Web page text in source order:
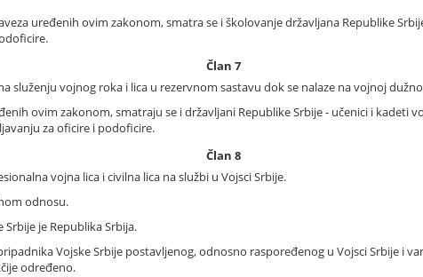
uređenih ovim zakonom, smatra se i školovanje državljana Republike
Član 7
služenju vojnog roka i lica u rezervnom sastavu dok se nalaze na vojnoj
ovim zakonom, smatraju se i državljani Republike Srbije - učenici i kadeti
za oficire i podoficire.
Član 8
vojna lica i civilna lica na službi u Vojsci Srbije.
odnosu.
je Republika Srbija.
Vojske Srbije postavljenog, odnosno raspoređenog u Vojsci Srbije i
određeno.